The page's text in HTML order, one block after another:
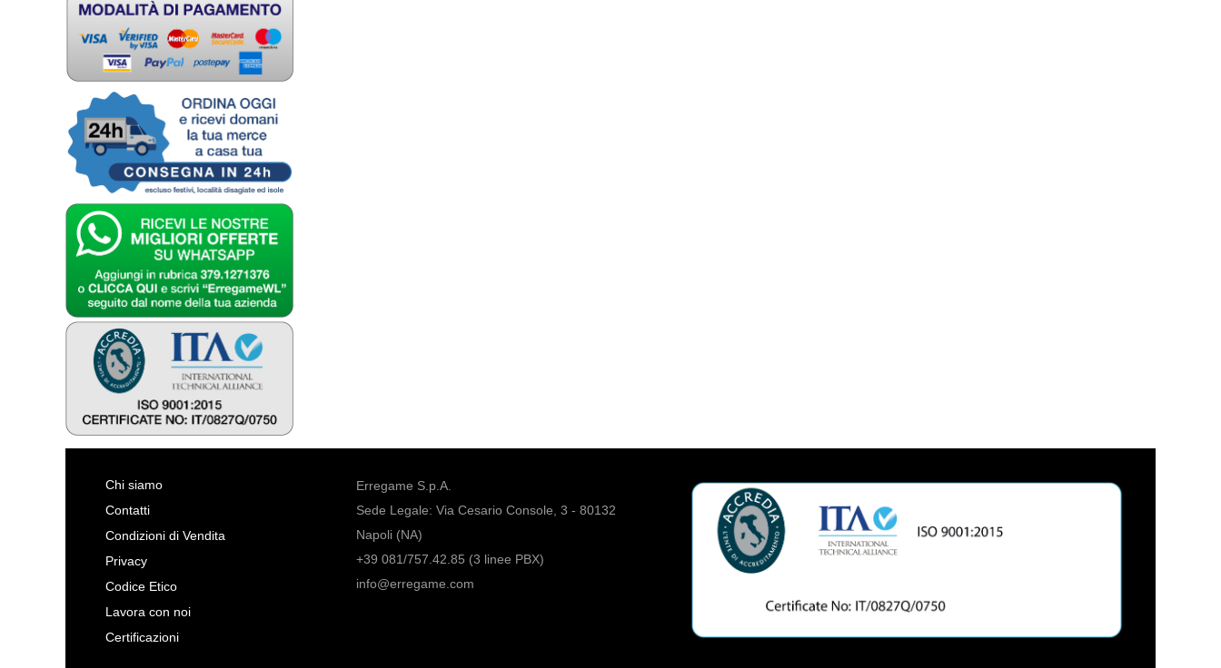
Chi siamo
Contatti
Condizioni di Vendita
Privacy
Codice Etico
Lavora con noi
Certificazioni
Erregame S.p.A.
Sede Legale: Via Cesario Console, 3 - 80132
Napoli (NA)
+39 081/757.42.85 (3 linee PBX)
info@erregame.com